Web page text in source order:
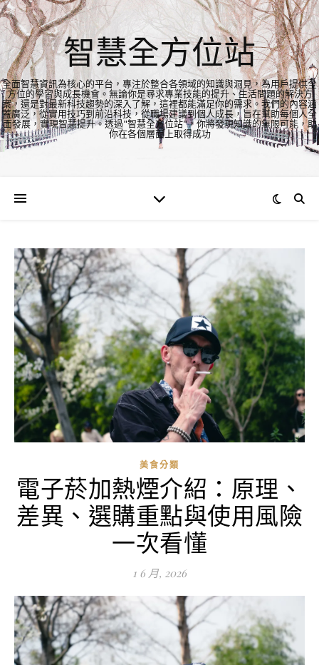
智慧全方位站
全面智慧資訊為核心的平台，專注於整合各領域的知識與洞見，為用戶提供全
方位的學習與成長機會。無論你是尋求專業技能的提升、生活問題的解決方
案，還是對最新科技趨勢的深入了解，這裡都能滿足你的需求。我們的內容涵
蓋廣泛，從實用技巧到前沿科技，從職場建議到個人成長，旨在幫助每個人全
面發展，實現智慧提升。透過"智慧全方位站"，你將發現知識的無限可能，助
你在各個層面上取得成功
美食分類
電子菸加熱煙介紹：原理、
差異、選購重點與使用風險
一次看懂
1 6 月, 2026